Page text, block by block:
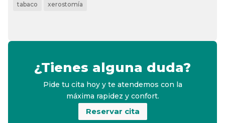
tabaco xerostomía
¿Tienes alguna duda?
Pide tu cita hoy y te atendemos con la
máxima rapidez y confort.
Reservar cita